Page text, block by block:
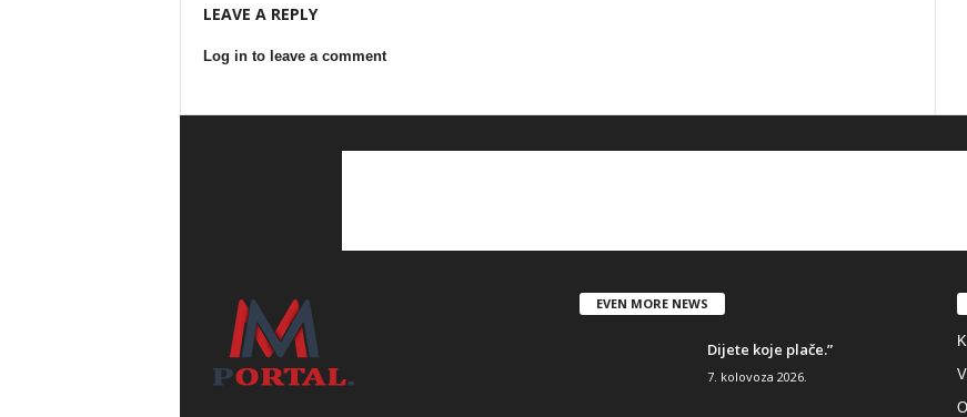
LEAVE A REPLY
Log in to leave a comment
EVEN MORE NEWS
Dijete koje plače.”
7. kolovoza 2026.